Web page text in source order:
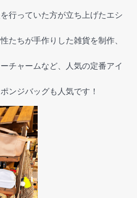
行っていた方が立ち上げたエシ
たちが手作りした雑貨を制作、
チャームなど、人気の定番アイ
ンジバッグも人気です！